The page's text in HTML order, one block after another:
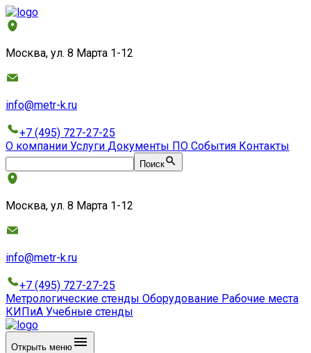
Москва, ул. 8 Марта 1-12
info@metr-k.ru
+7 (495) 727-27-25
О компании Услуги Документы ПО События Контакты
Поиск
Москва, ул. 8 Марта 1-12
info@metr-k.ru
+7 (495) 727-27-25
Метрологические стенды Оборудование Рабочие места
КИПиА Учебные стенды
Открыть меню